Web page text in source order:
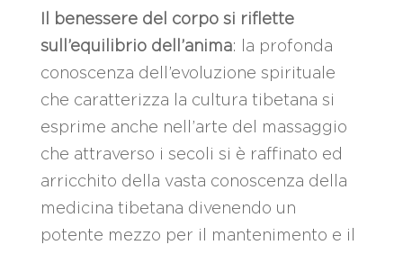
Il benessere del corpo si riflette
sull’equilibrio dell’anima: la profonda
conoscenza dell’evoluzione spirituale
che caratterizza la cultura tibetana si
esprime anche nell’arte del massaggio
che attraverso i secoli si è raffinato ed
arricchito della vasta conoscenza della
medicina tibetana divenendo un
potente mezzo per il mantenimento e il